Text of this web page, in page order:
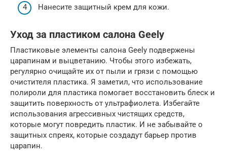
Нанесите защитный крем для кожи.
Уход за пластиком салона Geely
Пластиковые элементы салона Geely подвержены
царапинам и выцветанию. Чтобы этого избежать,
регулярно очищайте их от пыли и грязи с помощью
очистителя пластика. Я заметил, что использование
полироли для пластика помогает восстановить блеск и
защитить поверхность от ультрафиолета. Избегайте
использования агрессивных чистящих средств,
которые могут повредить пластик. И не забывайте о
защитных спреях, которые создадут барьер против
царапин.